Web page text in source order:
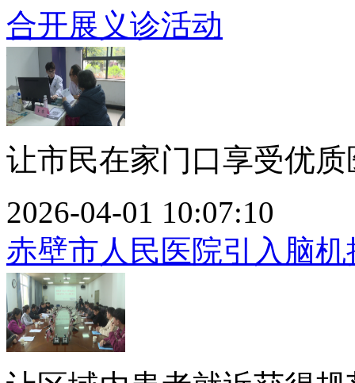
合开展义诊活动
让市民在家门口享受优
2026-04-01 10:07:10
赤壁市人民医院引入脑